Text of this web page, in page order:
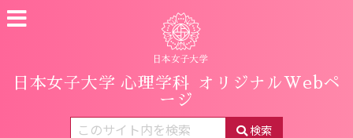
日本女子大学 心理学科
オリジナルWebペ
ージ
検索